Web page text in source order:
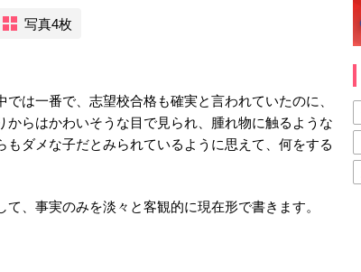
写真4枚
では一番で、志望校合格も確実と言われていたのに、
らはかわいそうな目で見られ、腫れ物に触るような
ダメな子だとみられているように思えて、何をする
、事実のみを淡々と客観的に現在形で書きます。